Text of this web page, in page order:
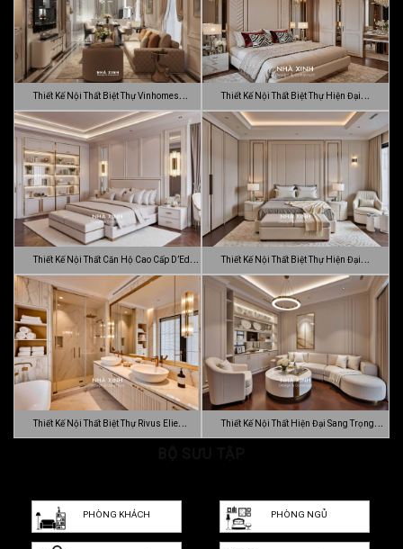
Thiết Kế Nội Thất Biệt Thự Vinhomes
Gran…
Thiết Kế Nội Thất Biệt Thự Hiện Đại
Sang…
Thiết Kế Nội Thất Căn Hộ Cao Cấp D’Edge
…
Thiết Kế Nội Thất Biệt Thự Hiện Đại
Luca…
Thiết Kế Nội Thất Biệt Thự Rivus Elie Thiết Kế Nội Thất Hiện Đại Sang Trọng
PHÒNG KHÁCH PHÒNG NGỦ